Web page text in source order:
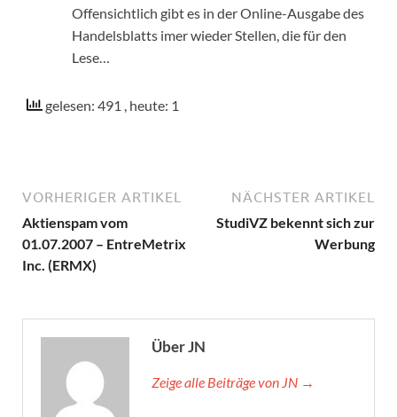
Offensichtlich gibt es in der Online-Ausgabe des
Handelsblatts imer wieder Stellen, die für den
Lese…
gelesen: 491 , heute: 1
VORHERIGER ARTIKEL
Aktienspam vom
01.07.2007 – EntreMetrix
Inc. (ERMX)
NÄCHSTER ARTIKEL
StudiVZ bekennt sich zur
Werbung
Über JN
Zeige alle Beiträge von JN →